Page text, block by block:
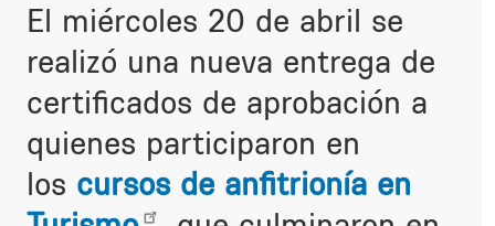
El miércoles 20 de abril se
realizó una nueva entrega de
certificados de aprobación a
quienes participaron en
los cursos de anfitrionía en